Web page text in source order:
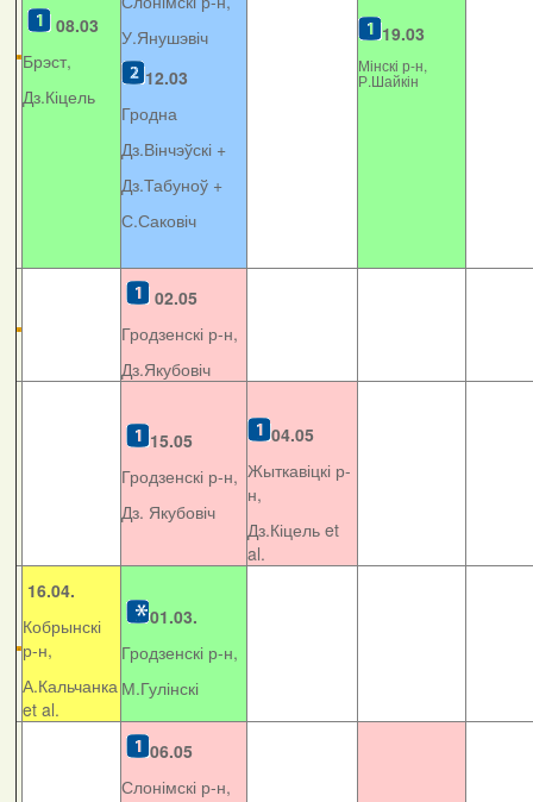
08.03
Брэст,
Дз.Кіцель
У.Янушэвіч
12.03
Гродна
Дз.Вінчэўскі +
Дз.Табуноў +
С.Саковіч
19.03
Мінскі р-н,
Р.Шайкін
02.05
Гродзенскі р-н,
Дз.Якубовіч
15.05
Гродзенскі р-н,
Дз. Якубовіч
04.05
Жыткавіцкі р-
н,
Дз.Кіцель et
al.
16.04.
Кобрынскі
р-н,
А.Кальчанка
et al.
01.03.
Гродзенскі р-н,
М.Гулінскі
06.05
Слонімскі р-н,